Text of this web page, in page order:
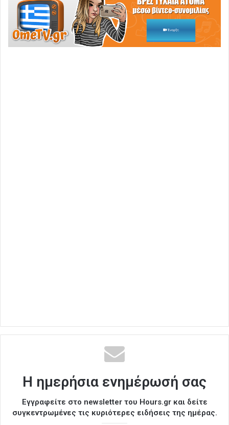
Η ημερήσια ενημέρωσή σας
Εγγραφείτε στο newsletter του Hours.gr και δείτε
συγκεντρωμένες τις κυριότερες ειδήσεις της ημέρας.